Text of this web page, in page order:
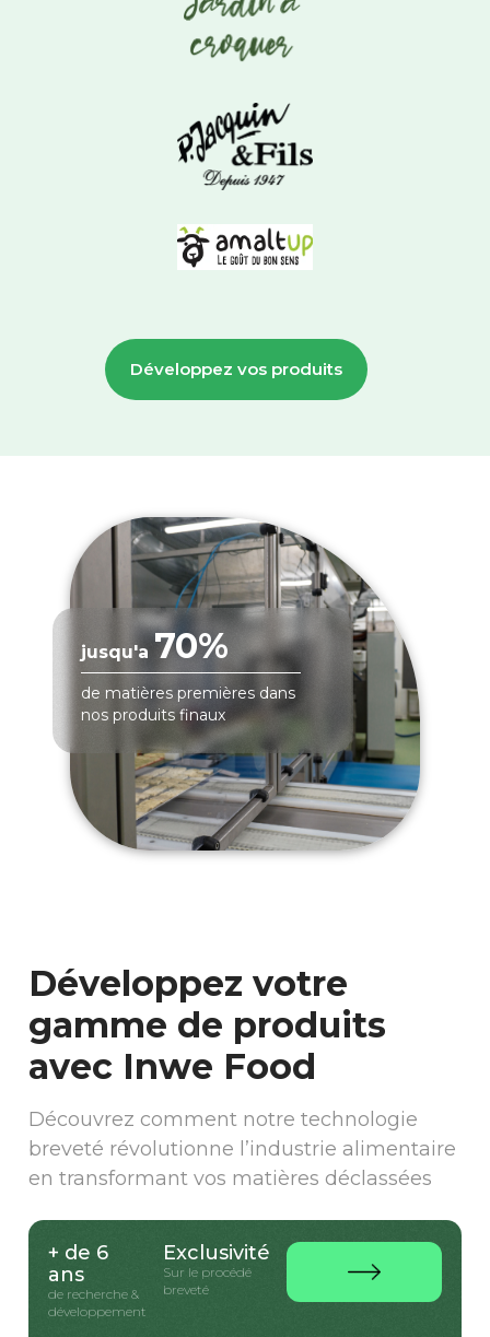
Développez vos produits
Développez votre
gamme de produits
avec Inwe Food
Découvrez comment notre technologie
breveté révolutionne l’industrie alimentaire
en transformant vos matières déclassées
+ de 6
ans
de recherche &
développement
Exclusivité
Sur le procédé
breveté
jusqu'a 70%
de matières premières dans
nos produits finaux